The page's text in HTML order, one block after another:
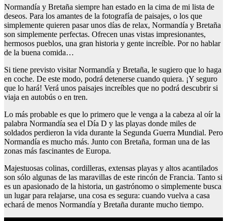
Normandía y Bretaña siempre han estado en la cima de mi lista de
deseos. Para los amantes de la fotografía de paisajes, o los que
simplemente quieren pasar unos días de relax, Normandía y Bretaña
son simplemente perfectas. Ofrecen unas vistas impresionantes,
hermosos pueblos, una gran historia y gente increíble. Por no hablar
de la buena comida…
Si tiene previsto visitar Normandía y Bretaña, le sugiero que lo haga
en coche. De este modo, podrá detenerse cuando quiera. ¡Y seguro
que lo hará! Verá unos paisajes increíbles que no podrá descubrir si
viaja en autobús o en tren.
Lo más probable es que lo primero que le venga a la cabeza al oír la
palabra Normandía sea el Día D y las playas donde miles de
soldados perdieron la vida durante la Segunda Guerra Mundial. Pero
Normandía es mucho más. Junto con Bretaña, forman una de las
zonas más fascinantes de Europa.
Majestuosas colinas, cordilleras, extensas playas y altos acantilados
son sólo algunas de las maravillas de este rincón de Francia. Tanto si
es un apasionado de la historia, un gastrónomo o simplemente busca
un lugar para relajarse, una cosa es segura: cuando vuelva a casa
echará de menos Normandía y Bretaña durante mucho tiempo.